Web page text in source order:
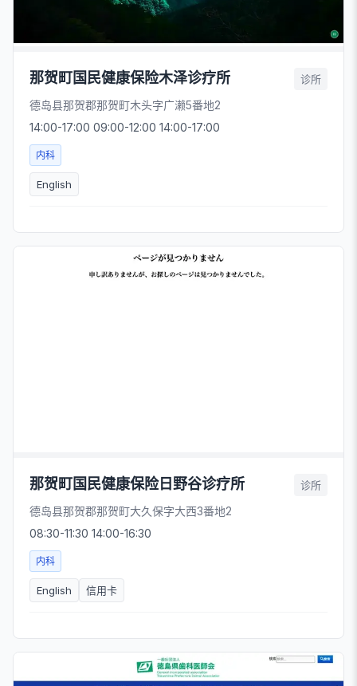
那贺町国民健康保险木泽诊疗所 诊所
德岛县那贺郡那贺町木头字广濑5番地2
14:00-17:00 09:00-12:00 14:00-17:00
内科
English
那贺町国民健康保险日野谷诊疗所 诊所
德岛县那贺郡那贺町大久保字大西3番地2
08:30-11:30 14:00-16:30
内科
English 信用卡